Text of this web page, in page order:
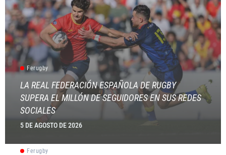
Ferugby
LA REAL FEDERACIÓN ESPAÑOLA DE RUGBY
SUPERA EL MILLÓN DE SEGUIDORES EN SUS REDES
SOCIALES
5 DE AGOSTO DE 2026
Ferugby